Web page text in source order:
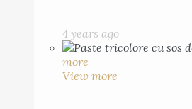
4 years ago
more
View more